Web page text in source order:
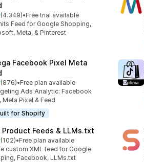
su 5
(4.349) totali
•Free trial available
Feed for Google Shopping,
Meta, & Pinterest
Facebook Pixel Meta
su 5
(876) totali
•Free plan available
Ads Analytic: Facebook
Meta Pixel & Feed
for Shopify
Product Feeds & LLMs.txt
su 5
(102) totali
•Free plan available
custom XML feed for Google
Facebook, LLMs.txt